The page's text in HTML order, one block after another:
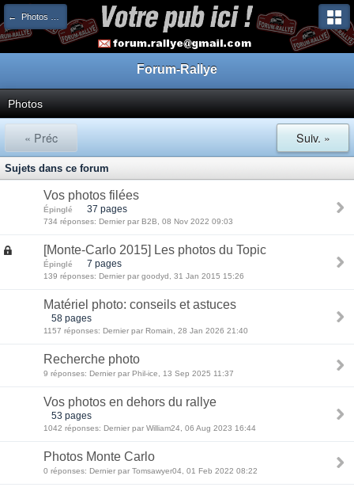
← Photos et Vidéos
Forum-Rallye
Photos
« Préc Suiv. »
Sujets dans ce forum
Vos photos filées
Épinglé 37 pages
734 réponses: Dernier par B2B, 08 Nov 2022 09:03
[Monte-Carlo 2015] Les photos du Topic
Épinglé 7 pages
139 réponses: Dernier par goodyd, 31 Jan 2015 15:26
Matériel photo: conseils et astuces
58 pages
1157 réponses: Dernier par Romain, 28 Jan 2026 21:40
Recherche photo
9 réponses: Dernier par Phil-ice, 13 Sep 2025 11:37
Vos photos en dehors du rallye
53 pages
1042 réponses: Dernier par William24, 06 Aug 2023 16:44
Photos Monte Carlo
0 réponses: Dernier par Tomsawyer04, 01 Feb 2022 08:22